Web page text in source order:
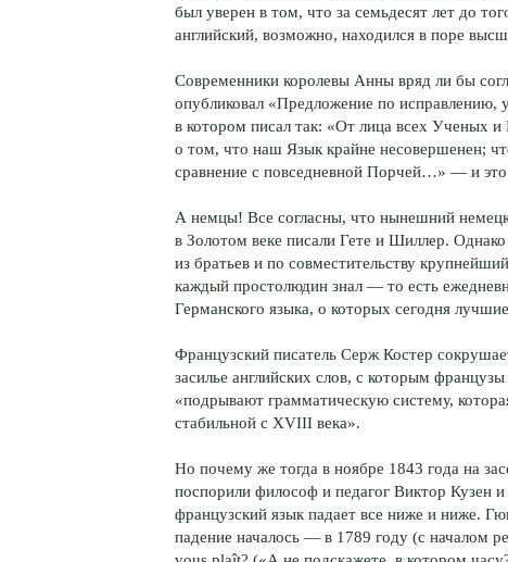
был уверен в том, что за семьдесят лет до
английский, возможно, находился в поре
Современники королевы Анны вряд ли бы
опубликовал «Предложение по
в котором писал так: «От лица всех Ученых
о том, что наш Язык крайне несовершенен;
сравнение с повседневной Порчей…» — и это
А немцы! Все согласны, что нынешний
в Золотом веке писали Гете и Шиллер.
из братьев и по совместительству
каждый простолюдин знал — то есть
Германского языка, о которых сегодня
Французский писатель Серж Костер
засилье английских слов, с которым
«подрывают грамматическую систему,
стабильной с XVIII века».
Но почему же тогда в ноябре 1843 года на
поспорили философ и педагог Виктор Кузен
французский язык падает все ниже и ниже.
падение началось — в 1789 году (с началом